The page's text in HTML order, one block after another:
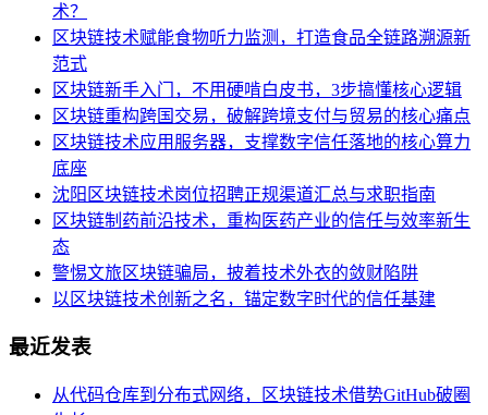
术？
区块链技术赋能食物听力监测，打造食品全链路溯源新
范式
区块链新手入门，不用硬啃白皮书，3步搞懂核心逻辑
区块链重构跨国交易，破解跨境支付与贸易的核心痛点
区块链技术应用服务器，支撑数字信任落地的核心算力
底座
沈阳区块链技术岗位招聘正规渠道汇总与求职指南
区块链制药前沿技术，重构医药产业的信任与效率新生
态
警惕文旅区块链骗局，披着技术外衣的敛财陷阱
以区块链技术创新之名，锚定数字时代的信任基建
最近发表
从代码仓库到分布式网络，区块链技术借势GitHub破圈